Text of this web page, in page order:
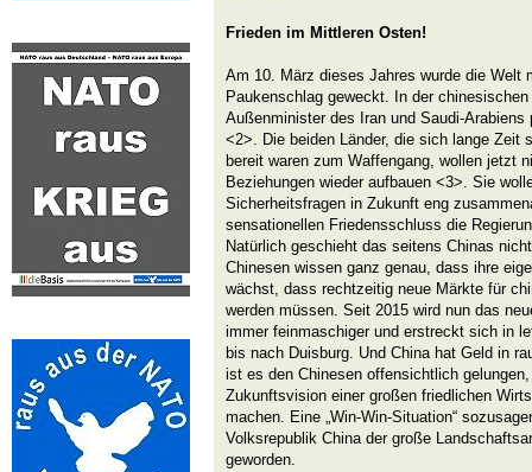
Frieden im Mittleren Osten!
Am 10. März dieses Jahres wurde die Welt
Paukenschlag geweckt. In der
Außenminister des Iran und Saudi-Arabiens
<2>. Die beiden Länder, die sich lange Zeit
bereit waren zum Waffengang, wollen jetzt
Beziehungen wieder aufbauen <3>. Sie
Sicherheitsfragen in Zukunft eng
sensationellen Friedensschluss die
Natürlich geschieht das seitens Chinas
Chinesen wissen ganz genau, dass ihre
wächst, dass rechtzeitig neue Märkte für
werden müssen. Seit 2015 wird nun das
immer feinmaschiger und erstreckt sich in
bis nach Duisburg. Und China hat Geld in
ist es den Chinesen offensichtlich
Zukunftsvision einer großen friedlichen
machen. Eine „Win-Win-Situation“
Volksrepublik China der große
geworden.